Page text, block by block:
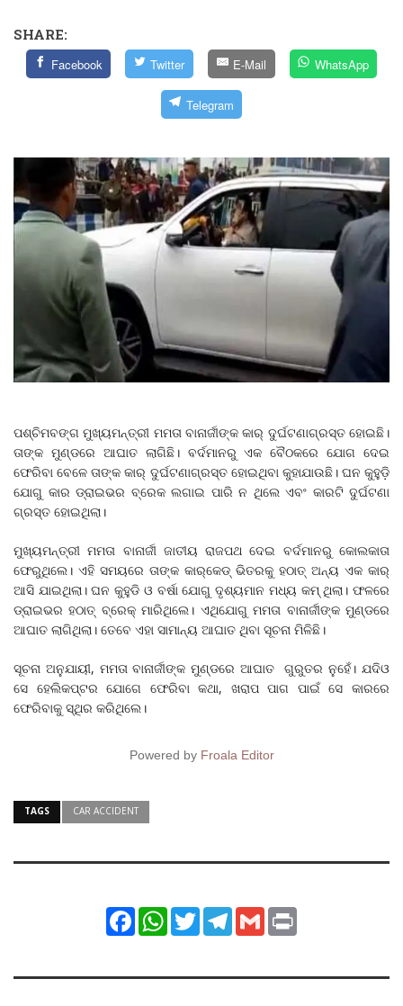
SHARE:
Facebook Twitter E-Mail WhatsApp
Telegram
ପଶ୍ଚିମବଙ୍ଗ ମୁଖ୍ୟମନ୍ତ୍ରୀ ମମତା ବାନାର୍ଜୀଙ୍କ କାର୍‌ ଦୁର୍ଘଟଣାଗ୍ରସ୍ତ ହୋଇଛି।
ତାଙ୍କ ମୁଣ୍ଡରେ ଆଘାତ ଲାଗିଛି। ବର୍ଦମାନରୁ ଏକ ବୈଠକରେ ଯୋଗ ଦେଇ
ଫେରିବା ବେଳେ ତାଙ୍କ କାର୍‌ ଦୁର୍ଘଟଣାଗ୍ରସ୍ତ ହୋଇଥିବା କୁହାଯାଉଛି। ଘନ କୁହୁଡ଼ି
ଯୋଗୁ କାର ଡ୍ରାଇଭର ବ୍ରେକ ଲଗାଇ ପାରି ନ ଥିଲେ ଏବଂ କାରଟି ଦୁର୍ଘଟଣା
ଗ୍ରସ୍ତ ହୋଇଥିଲା।
ମୁଖ୍ୟମନ୍ତ୍ରୀ ମମତା ବାନାର୍ଜୀ ଜାତୀୟ ରାଜପଥ ଦେଇ ବର୍ଦମାନରୁ କୋଲକାତା
ଫେରୁଥିଲେ। ଏହି ସମୟରେ ତାଙ୍କ କାର୍‌କେଡ୍‌ ଭିତରକୁ ହଠାତ୍‌ ଅନ୍ୟ ଏକ କାର୍‌
ଆସି ଯାଇଥିଲା। ଘନ କୁହୁଡି ଓ ବର୍ଷା ଯୋଗୁ ଦୃଶ୍ୟମାନ ମଧ୍ୟ କମ୍‌ ଥିଲା। ଫଳରେ
ଡ୍ରାଇଭର ହଠାତ୍‌ ବ୍ରେକ୍‌ ମାରିଥିଲେ। ଏଥିଯୋଗୁ ମମତା ବାନାର୍ଜୀଙ୍କ ମୁଣ୍ଡରେ
ଆଘାତ ଲାଗିଥିଲା। ତେବେ ଏହା ସାମାନ୍ୟ ଆଘାତ ଥିବା ସୂଚନା ମିଳିଛି।
ସୂଚନା ଅନୁଯାୟୀ, ମମତା ବାନାର୍ଜୀଙ୍କ ମୁଣ୍ଡରେ ଆଘାତ ଗୁରୁତର ନୁହେଁ। ଯଦିଓ
ସେ ହେଲିକପ୍ଟର ଯୋଗେ ଫେରିବା କଥା, ଖରାପ ପାଗ ପାଇଁ ସେ କାରରେ
ଫେରିବାକୁ ସ୍ଥିର କରିଥିଲେ।
Powered by Froala Editor
TAGS CAR ACCIDENT
FacebookWhatsApp
TwitterTelegram
Gmail